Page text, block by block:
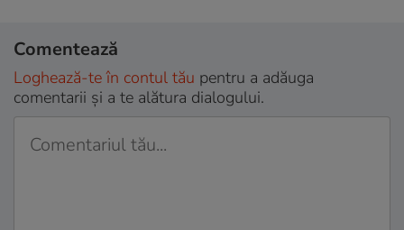
Comentează
Loghează-te în contul tău pentru a adăuga
comentarii și a te alătura dialogului.